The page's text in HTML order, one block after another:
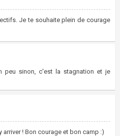
Je te souhaite plein de courage
peu sinon, c'est la stagnation et je
! Bon courage et bon camp :)